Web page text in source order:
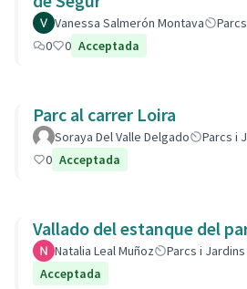
Vanessa Salmerón Montava
0
0 Acceptada
Parc al carrer Loira
Soraya Del Valle Delgado Parcs i
0 Acceptada
Vallado del estanque del
Natalia Leal Muñoz Parcs i
Acceptada